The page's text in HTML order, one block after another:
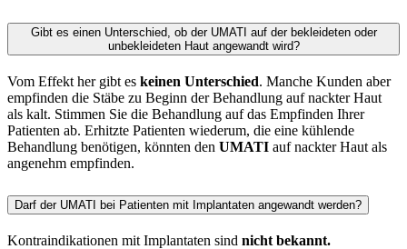
Gibt es einen Unterschied, ob der UMATI auf der bekleideten oder
unbekleideten Haut angewandt wird?
Vom Effekt her gibt es keinen Unterschied. Manche Kunden aber
empfinden die Stäbe zu Beginn der Behandlung auf nackter Haut
als kalt. Stimmen Sie die Behandlung auf das Empfinden Ihrer
Patienten ab. Erhitzte Patienten wiederum, die eine kühlende
Behandlung benötigen, könnten den UMATI auf nackter Haut als
angenehm empfinden.
Darf der UMATI bei Patienten mit Implantaten angewandt werden?
Kontraindikationen mit Implantaten sind nicht bekannt.